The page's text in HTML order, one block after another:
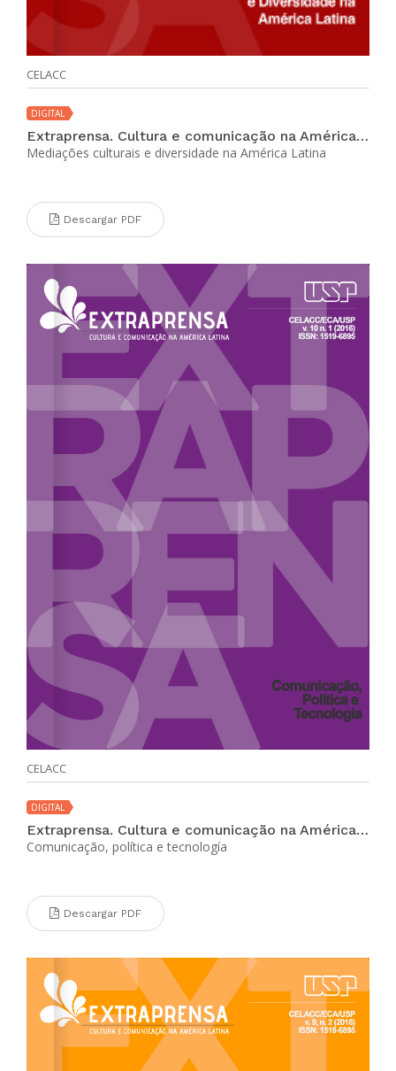
CELACC
DIGITAL
Extraprensa. Cultura e comunicação na América Latina (vol. 11 no. 2 ene-jun 2018)
Mediações culturais e diversidade na América Latina
Descargar PDF
CELACC
DIGITAL
Extraprensa. Cultura e comunicação na América Latina (vol. 10 no. 1 jul-dic 2016)
Comunicação, política e tecnología
Descargar PDF